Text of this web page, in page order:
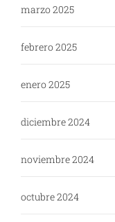
marzo 2025
febrero 2025
enero 2025
diciembre 2024
noviembre 2024
octubre 2024